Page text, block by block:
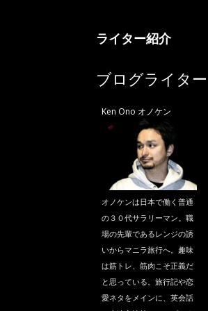
ライター紹介
ブログライター
Ken Ono オノケン
オノケンは日本で働く普通
の３０代サラリーマン。職
場の先輩であるレンジの誘
いからマニラ旅行へ。趣味
は筋トレ、筋肉こそ正義だ
と思っている。旅行記や恋
愛ネタをメインに、英会話